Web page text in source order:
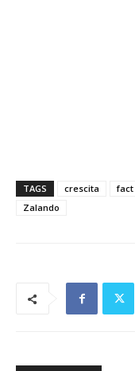
TAGS crescita fact
Zalando